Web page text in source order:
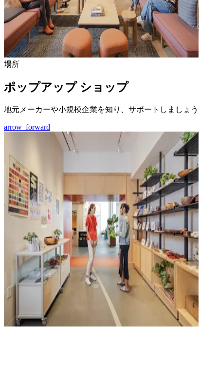
場所
ポップアップ ショップ
地元メーカーや小規模企業を知り、サポートしましょう
arrow_forward